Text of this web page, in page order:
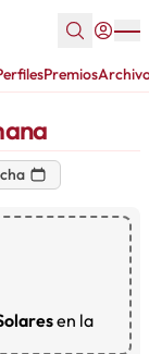
Premios
en la